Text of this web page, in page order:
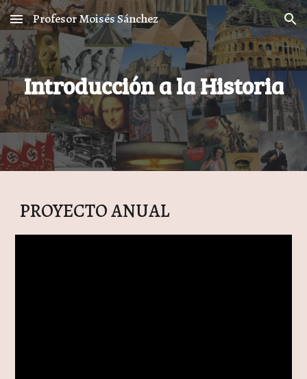
Skip to main content Skip to navigation
Profesor Moisés Sánchez
Introducción a la Historia
PROYECTO ANUAL